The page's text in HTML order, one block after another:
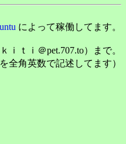
によって稼働してます。
ｉｔｉ＠pet.707.to）まで。
全角英数で記述してます）